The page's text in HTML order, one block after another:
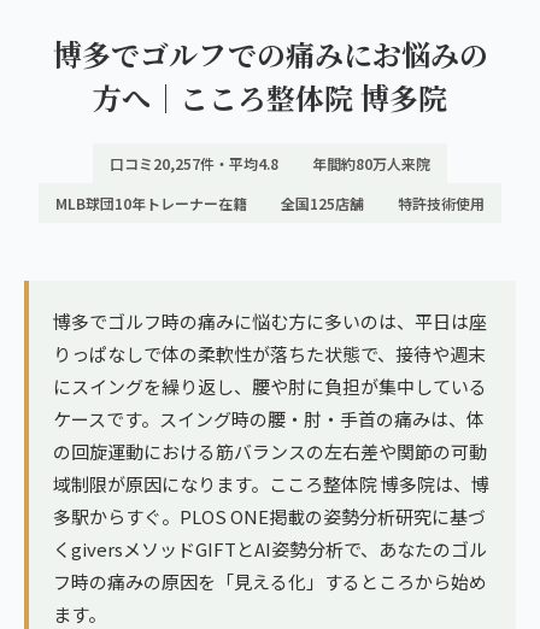
姿勢矯正
疲労回復
ゴルフ
ヨガ・ピラティス
立川エリア（2院）
広島エリア（4院）
鹿児島エリア（3院）
→ エリア一覧（全11エリア）
お知らせ
コラム
博多でゴルフでの痛みにお悩みの
方へ｜こころ整体院 博多院
口コミ20,257件・平均4.8
年間約80万人来院
MLB球団10年トレーナー在籍
全国125店舗 特許技術使用
博多でゴルフ時の痛みに悩む方に多いのは、平日は座
りっぱなしで体の柔軟性が落ちた状態で、接待や週末
にスイングを繰り返し、腰や肘に負担が集中している
ケースです。スイング時の腰・肘・手首の痛みは、体
の回旋運動における筋バランスの左右差や関節の可動
域制限が原因になります。こころ整体院 博多院は、博
多駅からすぐ。PLOS ONE掲載の姿勢分析研究に基づ
くgiversメソッドGIFTとAI姿勢分析で、あなたのゴル
フ時の痛みの原因を「見える化」するところから始め
ます。